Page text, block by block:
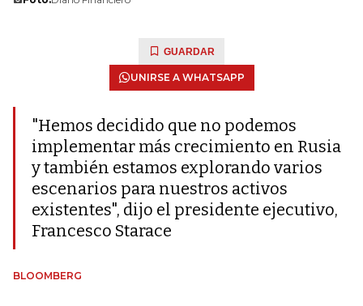
GUARDAR
UNIRSE A WHATSAPP
"Hemos decidido que no podemos
implementar más crecimiento en Rusia
y también estamos explorando varios
escenarios para nuestros activos
existentes", dijo el presidente ejecutivo,
Francesco Starace
BLOOMBERG